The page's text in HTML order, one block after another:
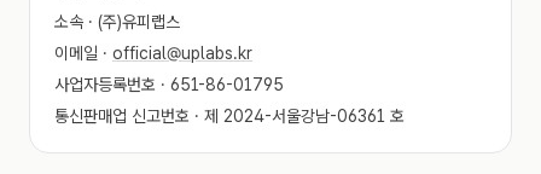
소속 · (주)유피랩스
이메일 · official@uplabs.kr
사업자등록번호 · 651-86-01795
통신판매업 신고번호 · 제 2024-서울강남-06361 호